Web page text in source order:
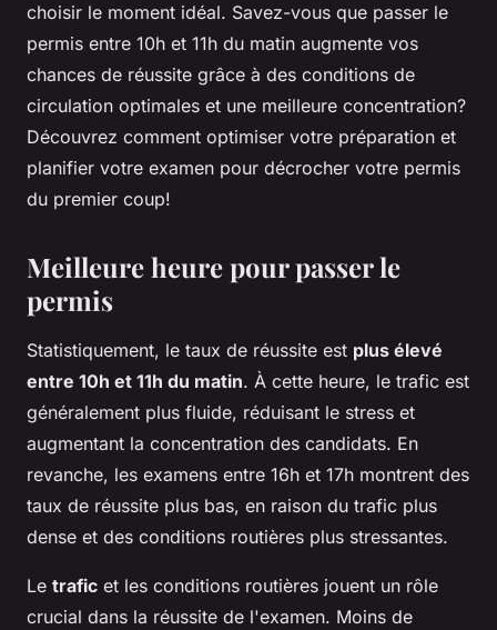
choisir le moment idéal. Savez-vous que passer le
permis entre 10h et 11h du matin augmente vos
chances de réussite grâce à des conditions de
circulation optimales et une meilleure concentration?
Découvrez comment optimiser votre préparation et
planifier votre examen pour décrocher votre permis
du premier coup!
Meilleure heure pour passer le
permis
Statistiquement, le taux de réussite est plus élevé
entre 10h et 11h du matin. À cette heure, le trafic est
généralement plus fluide, réduisant le stress et
augmentant la concentration des candidats. En
revanche, les examens entre 16h et 17h montrent des
taux de réussite plus bas, en raison du trafic plus
dense et des conditions routières plus stressantes.
Le trafic et les conditions routières jouent un rôle
crucial dans la réussite de l'examen. Moins de